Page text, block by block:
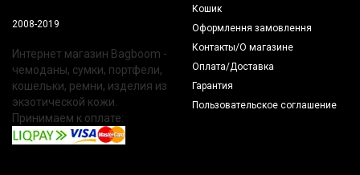
2008-2019
Интернет магазин Bagboom -
чемоданы, сумки, портфели,
кошельки, ремни, изделия из
экзотической кожи.
Принимаем к оплате:
Кошик
Оформлення замовлення
Контакты/О магазине
Оплата/Доставка
Гарантия
Пользовательское соглашение